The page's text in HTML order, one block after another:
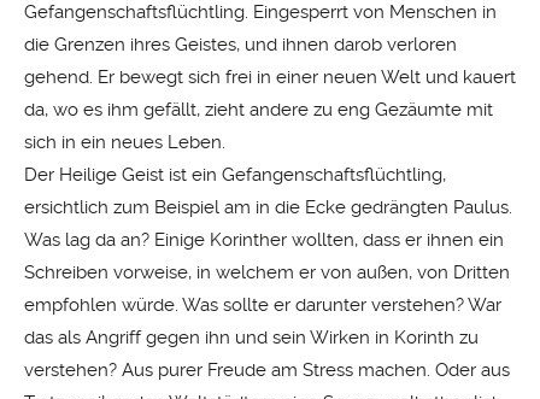
Gefangenschaftsflüchtling. Eingesperrt von Menschen in
die Grenzen ihres Geistes, und ihnen darob verloren
gehend. Er bewegt sich frei in einer neuen Welt und kauert
da, wo es ihm gefällt, zieht andere zu eng Gezäumte mit
sich in ein neues Leben.
Der Heilige Geist ist ein Gefangenschaftsflüchtling,
ersichtlich zum Beispiel am in die Ecke gedrängten Paulus.
Was lag da an? Einige Korinther wollten, dass er ihnen ein
Schreiben vorweise, in welchem er von außen, von Dritten
empfohlen würde. Was sollte er darunter verstehen? War
das als Angriff gegen ihn und sein Wirken in Korinth zu
verstehen? Aus purer Freude am Stress machen. Oder aus